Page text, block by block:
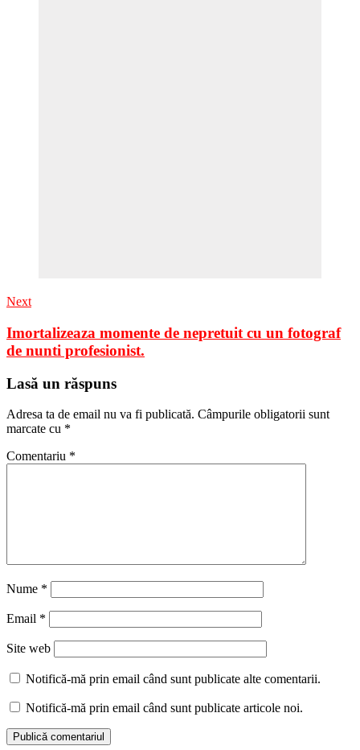
Next
Imortalizeaza momente de nepretuit cu un fotograf
de nunti profesionist.
Lasă un răspuns
Adresa ta de email nu va fi publicată. Câmpurile obligatorii sunt
marcate cu *
Comentariu *
Nume *
Email *
Site web
Notifică-mă prin email când sunt publicate alte comentarii.
Notifică-mă prin email când sunt publicate articole noi.